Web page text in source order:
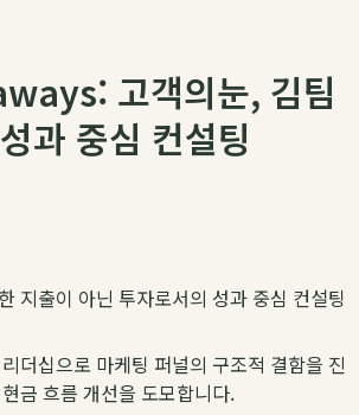
고객의눈, 김팀
과 중심 컨설팅
지출이 아닌 투자로서의 성과 중심 컨설팅
더십으로 마케팅 퍼널의 구조적 결함을 진
금 흐름 개선을 도모합니다.